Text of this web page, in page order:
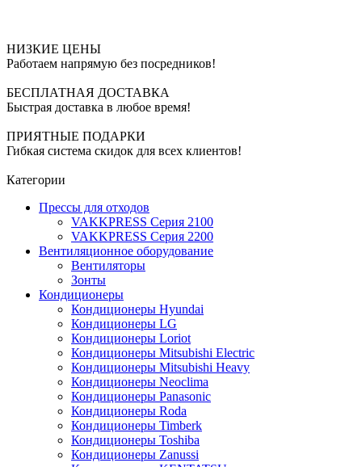
НИЗКИЕ ЦЕНЫ
Работаем напрямую без посредников!
БЕСПЛАТНАЯ ДОСТАВКА
Быстрая доставка в любое время!
ПРИЯТНЫЕ ПОДАРКИ
Гибкая система скидок для всех клиентов!
Категории
Прессы для отходов
VAKKPRESS Серия 2100
VAKKPRESS Серия 2200
Вентиляционное оборудование
Вентиляторы
Зонты
Кондиционеры
Кондиционеры Hyundai
Кондиционеры LG
Кондиционеры Loriot
Кондиционеры Mitsubishi Electric
Кондиционеры Mitsubishi Heavy
Кондиционеры Neoclima
Кондиционеры Panasonic
Кондиционеры Roda
Кондиционеры Timberk
Кондиционеры Toshiba
Кондиционеры Zanussi